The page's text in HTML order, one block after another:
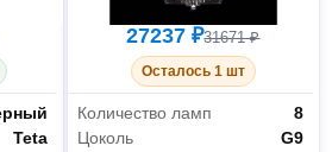
Teta
27237 ₽31671 ₽
Осталось 1 шт
Количество ламп
8
Цоколь
G9